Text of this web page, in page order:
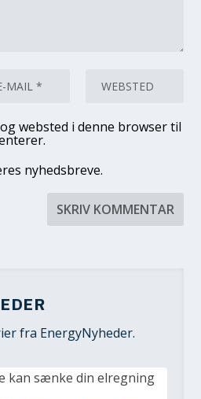
websted i denne browser til
nyhedsbreve.
fra EnergyNyheder.